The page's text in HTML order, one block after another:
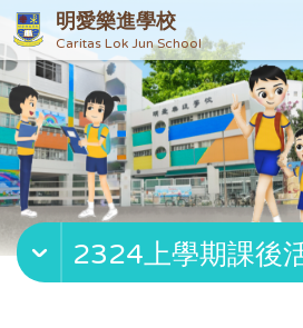
明愛樂進學校
Caritas Lok Jun School
2324上學期課後